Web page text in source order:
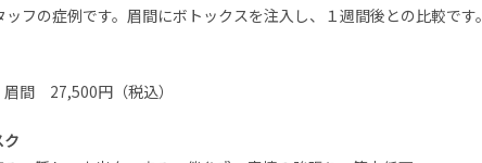
フの症例です。眉間にボトックスを注入し、１週間後との比較です。
間 27,500円（税込）